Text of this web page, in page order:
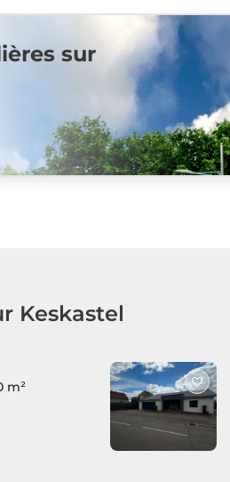
sur
Keskastel
m²